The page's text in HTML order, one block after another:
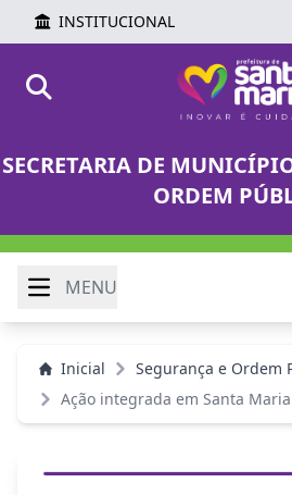
INSTITUCIONAL
SECRETARIA DE
ORDEM
MENU
Inicial Segurança e Ordem
Ação integrada em Santa